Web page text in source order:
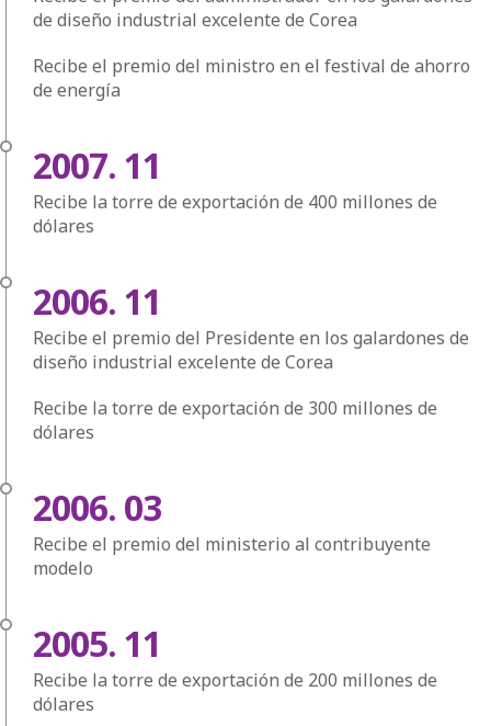
de diseño industrial excelente de Corea
Recibe el premio del ministro en el festival de ahorro
de energía
2007. 11
Recibe la torre de exportación de 400 millones de
dólares
2006. 11
Recibe el premio del Presidente en los galardones de
diseño industrial excelente de Corea
Recibe la torre de exportación de 300 millones de
dólares
2006. 03
Recibe el premio del ministerio al contribuyente
modelo
2005. 11
Recibe la torre de exportación de 200 millones de
dólares